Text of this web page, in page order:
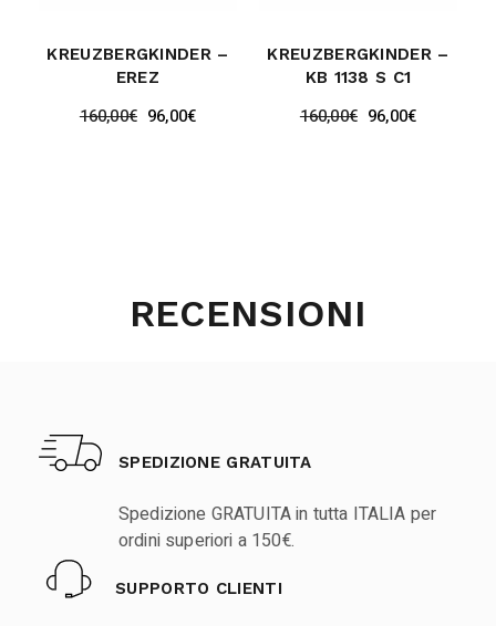
KREUZBERGKINDER –
EREZ
160,00€ 96,00€
KREUZBERGKINDER –
KB 1138 S C1
160,00€ 96,00€
RECENSIONI
SPEDIZIONE GRATUITA
Spedizione GRATUITA in tutta ITALIA per
ordini superiori a 150€.
SUPPORTO CLIENTI